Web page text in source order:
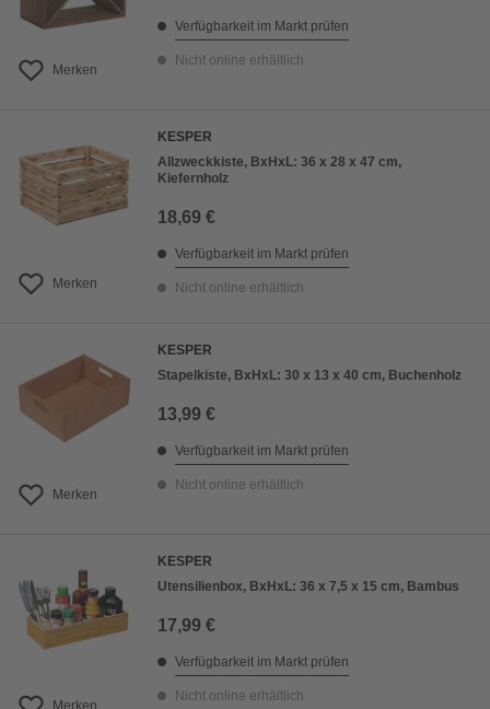
Merken
Verfügbarkeit im Markt prüfen
Nicht online erhältlich
Merken
KESPER
Allzweckkiste, BxHxL: 36 x 28 x 47 cm,
Kiefernholz
18,69 €
Verfügbarkeit im Markt prüfen
Nicht online erhältlich
Merken
KESPER
Stapelkiste, BxHxL: 30 x 13 x 40 cm, Buchenholz
13,99 €
Verfügbarkeit im Markt prüfen
Nicht online erhältlich
Merken
KESPER
Utensilienbox, BxHxL: 36 x 7,5 x 15 cm, Bambus
17,99 €
Verfügbarkeit im Markt prüfen
Nicht online erhältlich